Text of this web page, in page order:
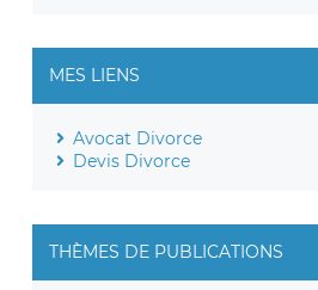
MES LIENS
Avocat Divorce
Devis Divorce
THÈMES DE PUBLICATIONS